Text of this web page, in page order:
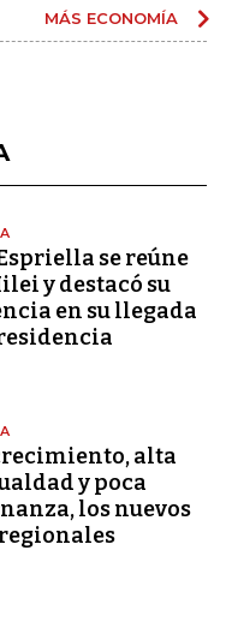
MÁS ECONOMÍA
se reúne
y destacó su
en su llegada
alta
y poca
los nuevos